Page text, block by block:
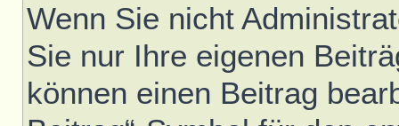
Wenn Sie nicht
Sie nur Ihre eigenen
können einen Beitrag